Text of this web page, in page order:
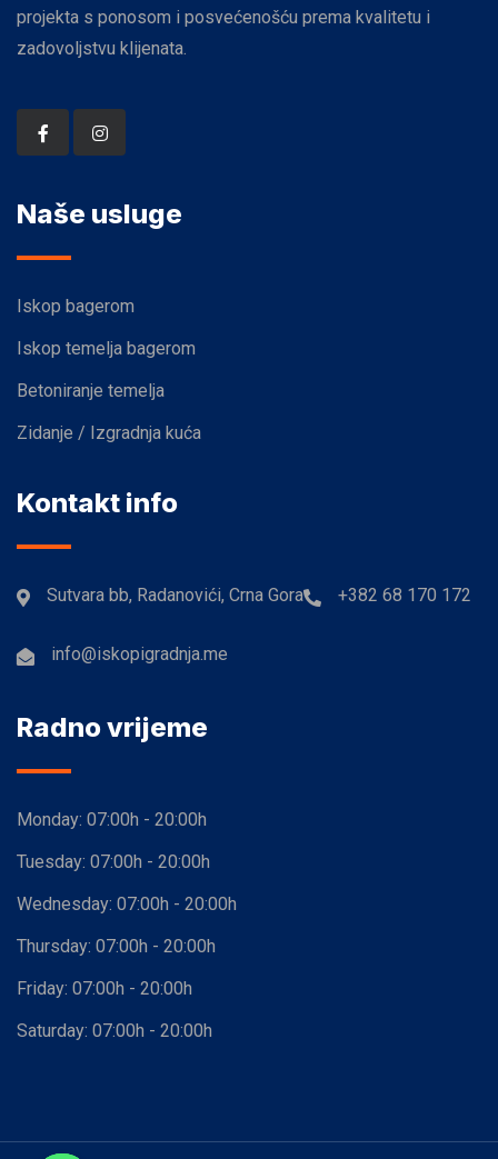
projekta s ponosom i posvećenošću prema kvalitetu i
zadovoljstvu klijenata.
Naše usluge
Iskop bagerom
Iskop temelja bagerom
Betoniranje temelja
Zidanje / Izgradnja kuća
Kontakt info
Sutvara bb, Radanovići, Crna Gora +382 68 170 172
info@iskopigradnja.me
Radno vrijeme
Monday: 07:00h - 20:00h
Tuesday: 07:00h - 20:00h
Wednesday: 07:00h - 20:00h
Thursday: 07:00h - 20:00h
Friday: 07:00h - 20:00h
Saturday: 07:00h - 20:00h